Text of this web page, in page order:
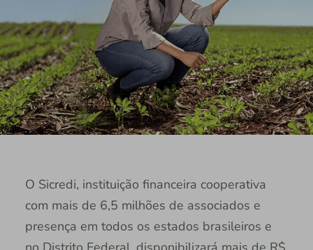
O Sicredi, instituição financeira cooperativa
com mais de 6,5 milhões de associados e
presença em todos os estados brasileiros e